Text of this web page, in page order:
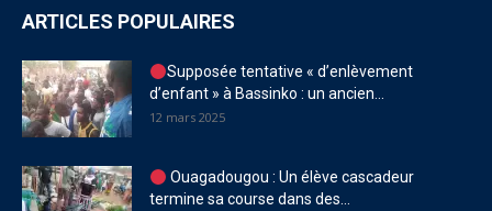
ARTICLES POPULAIRES
Supposée tentative « d’enlèvement
d’enfant » à Bassinko : un ancien...
12 mars 2025
Ouagadougou : Un élève cascadeur
termine sa course dans des...